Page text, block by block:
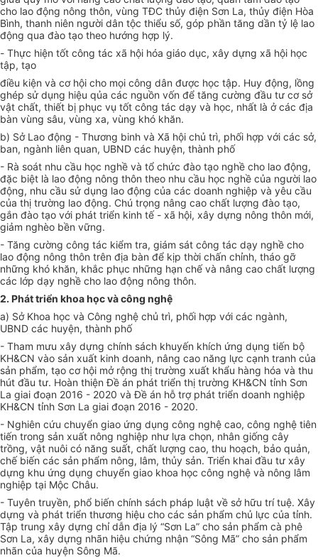
cho lao động nông thôn, vùng TĐC thủy điện Sơn La, thủy điện Hòa
Bình, thanh niên người dân tộc thiểu số, góp phần tăng dần tỷ lệ lao
động qua đào tạo theo hướng hợp lý.
- Thực hiện tốt công tác xã hội hóa giáo dục, xây dựng xã hội học
tập, tạo
điều kiện và cơ hội cho mọi công dân được học tập. Huy động, lồng
ghép sử dụng hiệu qủa các nguồn vốn để tăng cường đầu tư cơ sở
vật chất, thiết bị phục vụ tốt công tác dạy và học, nhất là ở các địa
bàn vùng sâu, vùng xa, vùng khó khăn.
b) Sở Lao động - Thương binh và Xã hội chủ trì, phối hợp với các sở,
ban, ngành liên quan, UBND các huyện, thành phố
- Rà soát nhu cầu học nghề và tổ chức đào tạo nghề cho lao động,
đặc biệt là lao động nông thôn theo nhu cầu học nghề của người lao
động, nhu cầu sử dụng lao động của các doanh nghiệp và yêu cầu
của thị trường lao động. Chú trọng nâng cao chất lượng đào tạo,
gắn đào tạo với phát triển kinh tế - xã hội, xây dựng nông thôn mới,
giảm nghèo bền vững.
- Tăng cường công tác kiểm tra, giám sát công tác dạy nghề cho
lao động nông thôn trên địa bàn để kịp thời chấn chỉnh, tháo gỡ
những khó khăn, khắc phục những hạn chế và nâng cao chất lượng
các lớp dạy nghề cho lao động nông thôn.
2. Phát triển khoa học và công nghệ
a) Sở Khoa học và Công nghệ chủ trì, phối hợp với các ngành,
UBND các huyện, thành phố
- Tham mưu xây dựng chính sách khuyến khích ứng dụng tiến bộ
KH&CN vào sản xuất kinh doanh, nâng cao năng lực cạnh tranh của
sản phẩm, tạo cơ hội mở rộng thị trường xuất khẩu hàng hóa và thu
hút đầu tư. Hoàn thiện Đề án phát triển thị trường KH&CN tỉnh Sơn
La giai đoạn 2016 - 2020 và Đề án hỗ trợ phát triển doanh nghiệp
KH&CN tỉnh Sơn La giai đoạn 2016 - 2020.
- Nghiên cứu chuyển giao ứng dụng công nghệ cao, công nghệ tiên
tiến trong sản xuất nông nghiệp như lựa chọn, nhân giống cây
trồng, vật nuôi có năng suất, chất lượng cao, thu hoạch, bảo quản,
chế biến các sản phẩm nông, lâm, thủy sản. Triển khai đầu tư xây
dựng khu ứng dụng chuyển giao khoa học công nghệ và nông lâm
nghiệp tại Mộc Châu.
- Tuyên truyền, phổ biến chính sách pháp luật về sở hữu trí tuệ. Xây
dựng và phát triển thương hiệu cho các sản phẩm chủ lực của tỉnh.
Tập trung xây dựng chỉ dẫn địa lý “Sơn La” cho sản phẩm cà phê
Sơn La, xây dựng nhãn hiệu chứng nhận “Sông Mã” cho sản phẩm
nhãn của huyện Sông Mã.